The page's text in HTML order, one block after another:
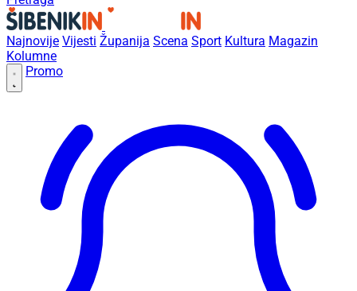
Najnovije Vijesti Županija Scena Sport Kultura Magazin
Kolumne
Promo